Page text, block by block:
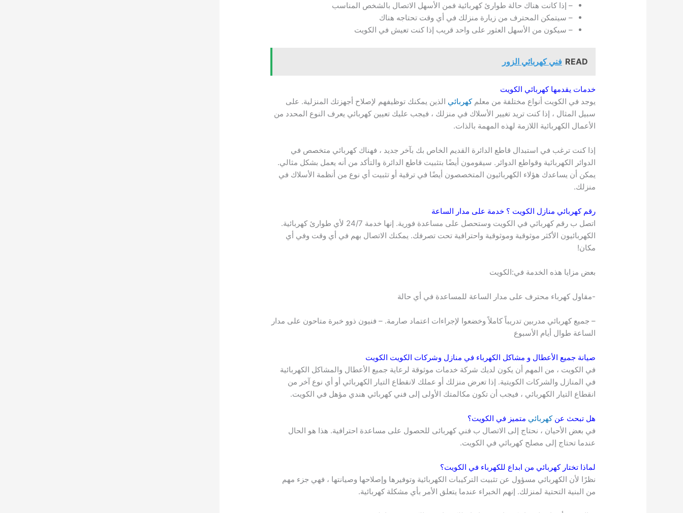
– إذا كانت هناك حالة طوارئ كهربائية فمن الأسهل الاتصال بالشخص المناسب
– سيتمكن المحترف من زيارة منزلك في أي وقت تحتاجه هناك
– سيكون من الأسهل العثور على واحد قريب إذا كنت تعيش في الكويت
READ فني كهربائي الزور
خدمات يقدمها كهربائي الكويت
يوجد في الكويت أنواع مختلفة من معلمكهربائي الذين يمكنك توظيفهم لإصلاح أجهزتك المنزلية. على
سبيل المثال ، إذا كنت تريد تغيير الأسلاك في منزلك ، فيجب عليك تعيين كهربائي يعرف النوع المحدد من
الأعمال الكهربائية اللازمة لهذه المهمة بالذات.
إذا كنت ترغب في استبدال قاطع الدائرة القديم الخاص بك بآخر جديد ، فهناك كهربائي متخصص في
الدوائر الكهربائية وقواطع الدوائر. سيقومون أيضًا بتثبيت قاطع الدائرة والتأكد من أنه يعمل بشكل مثالي.
يمكن أن يساعدك هؤلاء الكهربائيون المتخصصون أيضًا في ترقية أو تثبيت أي نوع من أنظمة الأسلاك في
منزلك.
رقم كهربائي منازل الكويت ؟ خدمة على مدار الساعة
اتصل ب رقم كهربائي في الكويت وستحصل على مساعدة فورية. إنها خدمة 24/7 لأي طوارئ كهربائية.
الكهربائيون الأكثر موثوقية وموثوقية واحترافية تحت تصرفك. يمكنك الاتصال بهم في أي وقت وفي أي
مكان!
بعض مزايا هذه الخدمة في:الكويت
-مقاول كهرباء محترف على مدار الساعة للمساعدة في أي حالة
– جميع كهربائي مدربين تدريباً كاملاً وخضعوا لإجراءات اعتماد صارمة. – فنيون ذوو خبرة متاحون على مدار
الساعة طوال أيام الأسبوع
صيانة جميع الأعطال و مشاكل الكهرباء في منازل وشركات الكويت الكويت
في الكويت ، من المهم أن يكون لديك شركة خدمات موثوقة لرعاية جميع الأعطال والمشاكل الكهربائية
في المنازل والشركات الكويتية. إذا تعرض منزلك أو عملك لانقطاع التيار الكهربائي أو أي نوع آخر من
انقطاع التيار الكهربائي ، فيجب أن تكون مكالمتك الأولى إلى فني كهربائي هندي مؤهل في الكويت.
هل تبحث عنكهربائي متميز في الكويت؟
في بعض الأحيان ، نحتاج إلى الاتصال ب فني كهربائى للحصول على مساعدة احترافية. هذا هو الحال
عندما تحتاج إلى مصلح كهربائي في الكويت.
لماذا تختار كهربائي من ابداع للكهرباء في الكويت؟
نظرًا لأن الكهربائي مسؤول عن تثبيت التركيبات الكهربائية وتوفيرها وإصلاحها وصيانتها ، فهي جزء مهم
من البنية التحتية لمنزلك. إنهم الخبراء عندما يتعلق الأمر بأي مشكلة كهربائية.